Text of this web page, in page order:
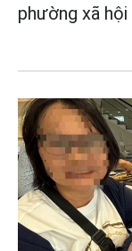
phường xã hội